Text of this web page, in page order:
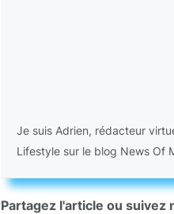
Je suis Adrien, rédacteur
Lifestyle sur le blog News Of
Partagez l'article ou suivez